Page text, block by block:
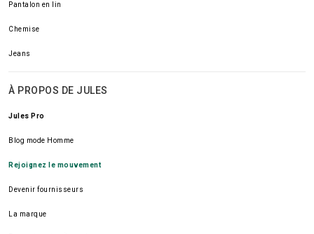
Pantalon en lin
Chemise
Jeans
À PROPOS DE JULES
Jules Pro
Blog mode Homme
Rejoignez le mouvement
Devenir fournisseurs
La marque